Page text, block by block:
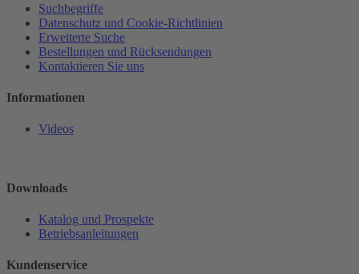
Suchbegriffe
Datenschutz und Cookie-Richtlinien
Erweiterte Suche
Bestellungen und Rücksendungen
Kontaktieren Sie uns
Informationen
Videos
Downloads
Katalog und Prospekte
Betriebsanleitungen
Kundenservice